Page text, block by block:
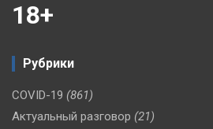
18+
Рубрики
COVID-19 (861)
Актуальный разговор (21)